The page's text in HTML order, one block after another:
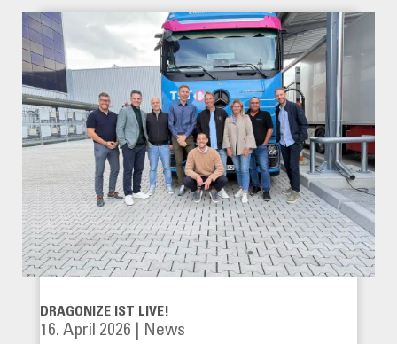
DRAGONIZE IST LIVE!
16. April 2026
News